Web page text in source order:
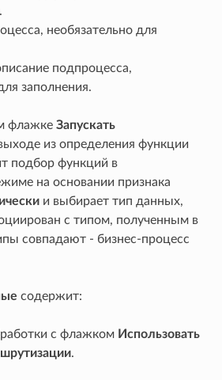
необязательно для
подпроцесса,
заполнения.
флажке Запускать
из определения функции
подбор функций в
на основании признака
и выбирает тип данных,
с типом, полученным в
совпадают - бизнес-процесс
содержит:
с флажком Использовать
.